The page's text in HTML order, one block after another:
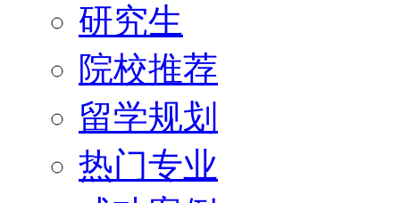
研究生
院校推荐
留学规划
热门专业